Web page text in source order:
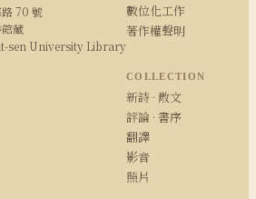
70 號
藏
sen University Library
數位化工作
著作權聲明
COLLECTION
新詩 · 散文
評論 · 書序
翻譯
影音
照片